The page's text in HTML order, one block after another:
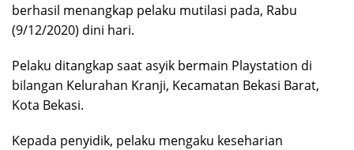
berhasil menangkap pelaku mutilasi pada, Rabu
(9/12/2020) dini hari.
Pelaku ditangkap saat asyik bermain Playstation di
bilangan Kelurahan Kranji, Kecamatan Bekasi Barat,
Kota Bekasi.
Kepada penyidik, pelaku mengaku keseharian